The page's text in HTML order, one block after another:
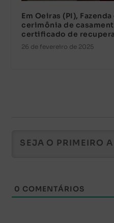
Em Oeiras (PI),
cerimônia de
certificado de
26 de fevereiro de 2025
0 COMENTÁRIOS